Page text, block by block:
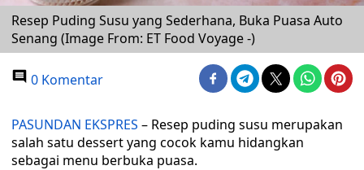
Resep Puding Susu yang Sederhana, Buka Puasa Auto
Senang (Image From: ET Food Voyage -)
0 Komentar
PASUNDAN EKSPRES – Resep puding susu merupakan
salah satu dessert yang cocok kamu hidangkan
sebagai menu berbuka puasa.